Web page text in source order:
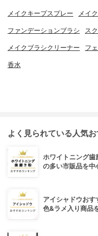
メイクキープスプレー メイ
ファンデーションブラシ ス
メイクブラシクリーナー フ
香水
よく見られている人気
ホワイトニング歯
の多い市販品を中
アイシャドウお
色&ラメ入り商品